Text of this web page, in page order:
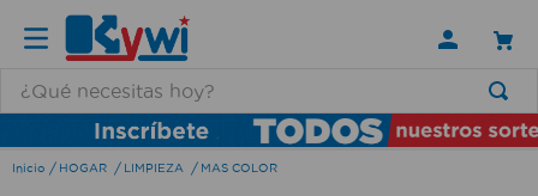
HOGAR LIMPIEZA MAS COLOR
TÉRMINOS MÁS BUSCADOS
1.
lamparas